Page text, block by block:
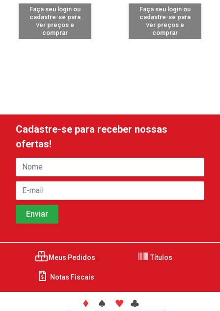
Faça seu login ou
cadastre-se para
ver preços e
comprar
Faça seu login ou
cadastre-se para
ver preços e
comprar
Cadastre-se para receber nossas
ofertas!
Meus Pedidos Títulos
Notas Fiscais